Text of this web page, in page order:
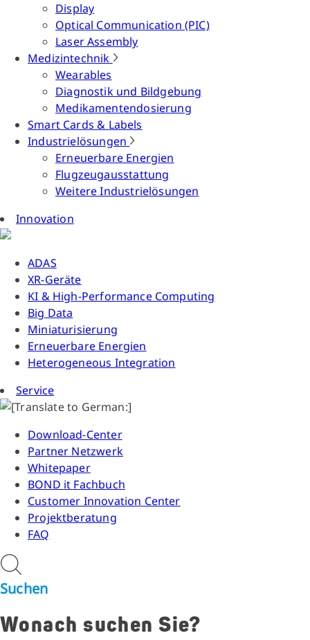
Display
Optical Communication (PIC)
Laser Assembly
Medizintechnik
Wearables
Diagnostik und Bildgebung
Medikamentendosierung
Smart Cards & Labels
Industrielösungen
Erneuerbare Energien
Flugzeugausstattung
Weitere Industrielösungen
Innovation
ADAS
XR-Geräte
KI & High-Performance Computing
Big Data
Miniaturisierung
Erneuerbare Energien
Heterogeneous Integration
Service
Download-Center
Partner Netzwerk
Whitepaper
BOND it Fachbuch
Customer Innovation Center
Projektberatung
FAQ
Suchen
Wonach suchen Sie?